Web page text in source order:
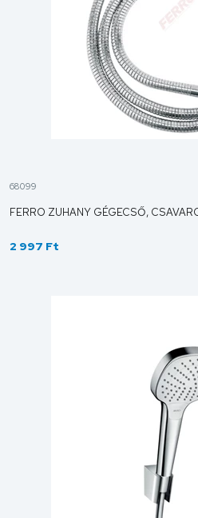
68099
FERRO ZUHANY GÉGECSŐ,
2 997 Ft